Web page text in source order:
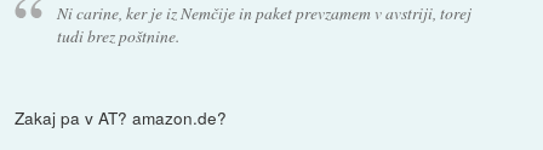
Ni carine, ker je iz Nemčije in paket prevzamem v avstriji, torej
tudi brez poštnine.
Zakaj pa v AT? amazon.de?